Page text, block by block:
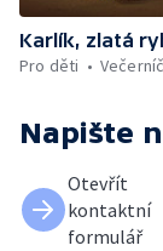
Karlík, zlatá
Pro děti
Napište
Otevřít
kontaktní
formulář